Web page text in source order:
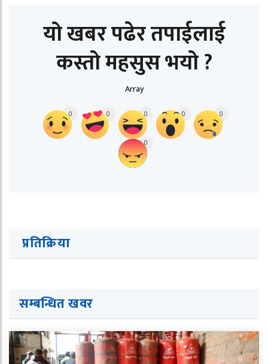
यो खबर पढेर तपाईलाई
कस्तो महसुस भयो ?
Array
0 0 0 0 0
0
प्रतिक्रिया
सम्बन्धित खवर